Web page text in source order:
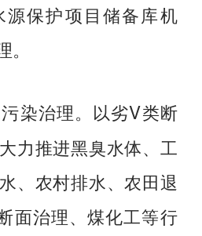
保护项目储备库机
治理。 以劣V类断
力推进黑臭水体、工
、农村排水、农田退
面治理、煤化工等行